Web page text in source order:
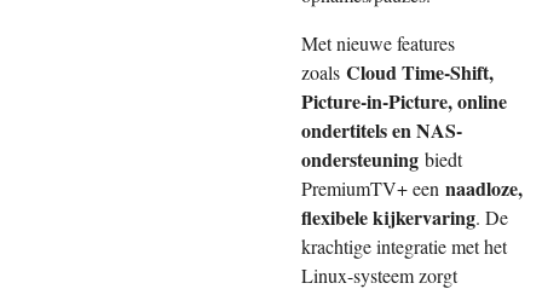
Met nieuwe features
zoals Cloud Time-Shift,
Picture-in-Picture, online
ondertitels en NAS-
ondersteuning biedt
PremiumTV+ een naadloze,
flexibele kijkervaring. De
krachtige integratie met het
Linux-systeem zorgt